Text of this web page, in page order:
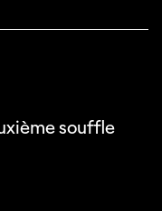
souffle